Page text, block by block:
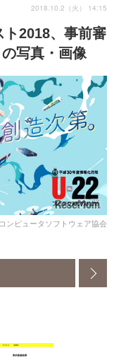
ト2018、事前審
写真・画像
2018.10.2（火） 14:15
ンピュータソフトウェア協会